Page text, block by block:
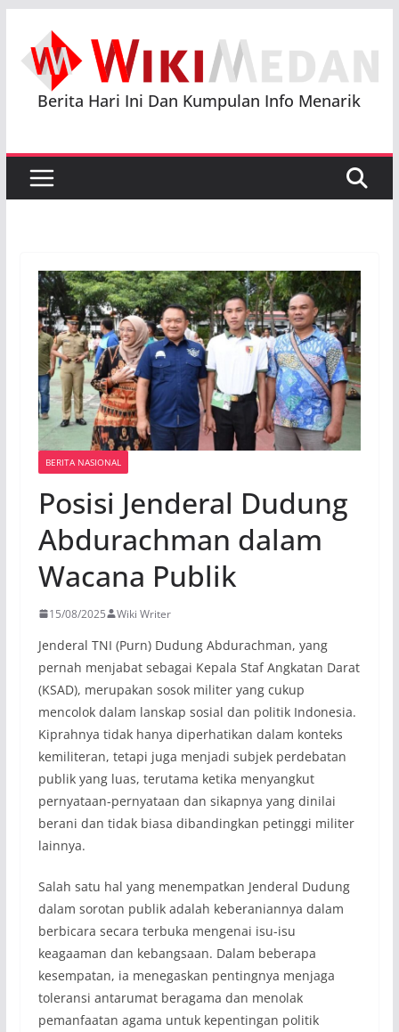
content
Berita Hari Ini Dan Kumpulan Info Menarik
BERITA NASIONAL
Posisi Jenderal Dudung
Abdurachman dalam
Wacana Publik
15/08/2025 Wiki Writer
Jenderal TNI (Purn) Dudung Abdurachman, yang
pernah menjabat sebagai Kepala Staf Angkatan Darat
(KSAD), merupakan sosok militer yang cukup
mencolok dalam lanskap sosial dan politik Indonesia.
Kiprahnya tidak hanya diperhatikan dalam konteks
kemiliteran, tetapi juga menjadi subjek perdebatan
publik yang luas, terutama ketika menyangkut
pernyataan-pernyataan dan sikapnya yang dinilai
berani dan tidak biasa dibandingkan petinggi militer
lainnya.
Salah satu hal yang menempatkan Jenderal Dudung
dalam sorotan publik adalah keberaniannya dalam
berbicara secara terbuka mengenai isu-isu
keagaaman dan kebangsaan. Dalam beberapa
kesempatan, ia menegaskan pentingnya menjaga
toleransi antarumat beragama dan menolak
pemanfaatan agama untuk kepentingan politik